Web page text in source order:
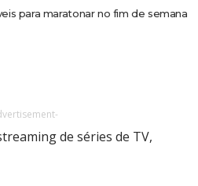
para maratonar no fim de semana